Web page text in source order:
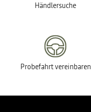
Händlersuche
Probefahrt vereinbaren